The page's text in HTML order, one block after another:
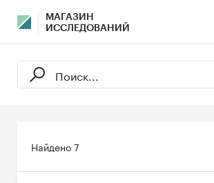
МАГАЗИН
ИССЛЕДОВАНИЙ
Найдено7